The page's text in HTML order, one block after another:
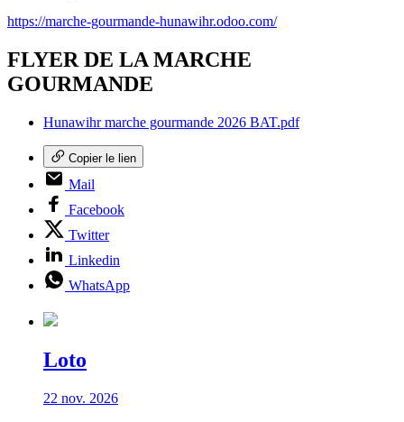
https://marche-gourmande-hunawihr.odoo.com/
FLYER DE LA MARCHE
GOURMANDE
Hunawihr marche gourmande 2026 BAT.pdf
Copier le lien
Mail
Facebook
Twitter
Linkedin
WhatsApp
Loto
22 nov. 2026